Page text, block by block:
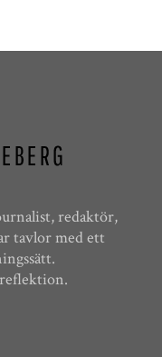
redaktör,
tavlor med ett